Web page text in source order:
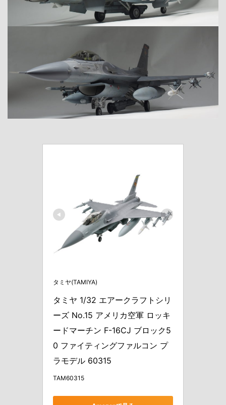
タミヤ(TAMIYA)
タミヤ 1/32 エアークラフトシリ
ーズ No.15 アメリカ空軍 ロッキ
ードマーチン F-16CJ ブロック5
0 ファイティングファルコン プ
ラモデル 60315
TAM60315